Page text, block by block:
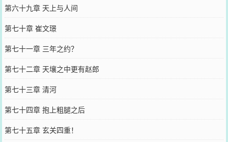
第六十九章 天上与人间
第七十章 崔文璟
第七十一章 三年之约？
第七十二章 天壤之中更有赵郎
第七十三章 清河
第七十四章 抱上粗腿之后
第七十五章 玄关四重！